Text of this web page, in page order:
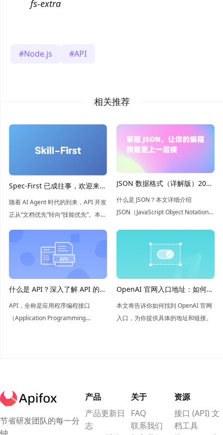
fs-extra
Node.js API
相关推荐
Spec-First 已成往事，欢迎来到
Skill-First 时代
随着 AI Agent 时代的到来，API 开发
正从“文档优先”转向“技能优先”。本文
能，开启 Agent 辅助开发的新范式。
JSON 数据格式（详解版）2026
年最新介绍
什么是 JSON？本文详细介绍
JSON（JavaScript Object Notation）
什么是 API？深入了解 API 的概
念和应用
API，全称是应用程序编程接口
（Application Programming
OpenAI 官网入口地址：如何轻
松找到
本文将告诉你如何找到 OpenAI 官网
入口，为你提供具体的地址和链接。
节省研发团队的每一分
产品
产品更新日
志
关于
FAQ
联系我们
资源
接口 (API) 文
档工具